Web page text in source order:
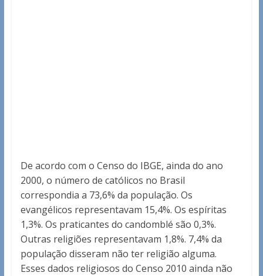
De acordo com o Censo do IBGE, ainda do ano
2000, o número de católicos no Brasil
correspondia a 73,6% da população. Os
evangélicos representavam 15,4%. Os espíritas
1,3%. Os praticantes do candomblé são 0,3%.
Outras religiões representavam 1,8%. 7,4% da
população disseram não ter religião alguma.
Esses dados religiosos do Censo 2010 ainda não